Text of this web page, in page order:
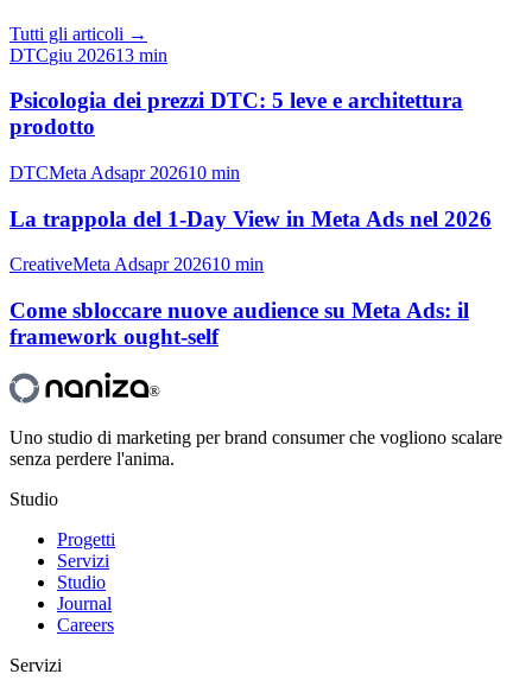
Tutti gli articoli →
DTCgiu 202613 min
Psicologia dei prezzi DTC: 5 leve e architettura
prodotto
DTCMeta Adsapr 202610 min
La trappola del 1-Day View in Meta Ads nel 2026
CreativeMeta Adsapr 202610 min
Come sbloccare nuove audience su Meta Ads: il
framework ought-self
®
Uno studio di marketing per brand consumer che vogliono scalare
senza perdere l'anima.
Studio
Progetti
Servizi
Studio
Journal
Careers
Servizi